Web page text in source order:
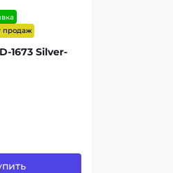
продаж
1673 Silver-